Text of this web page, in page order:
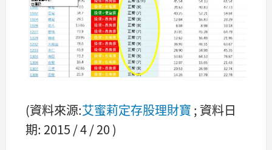
(資料來源:艾蜜莉定存股理財寶 ; 資料日
期: 2015 / 4 / 20 )